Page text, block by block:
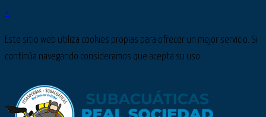
×
Este sitio web utiliza cookies propias para ofrecer un mejor servicio. Si
continúa navegando consideramos que acepta su uso.